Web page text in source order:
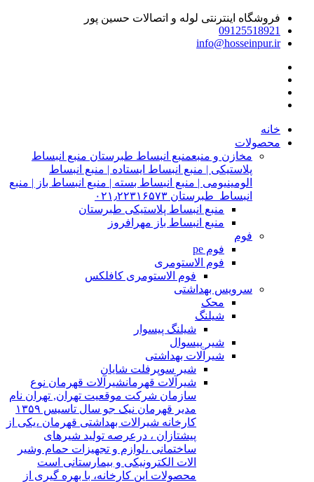
فروشگاه اینترنتی لوله و اتصالات حسین پور
09125518921
info@hosseinpur.ir
خانه
محصولات
مخازن و منبعمنبع انبساط طبرستان منبع انبساط
پلاستیکی | منبع انبساط ایستاده | منبع انبساط
الومینیومی | منبع انبساط بسته | منبع انبساط باز | منبع
انبساط طبرستان ۰۲۱٫۲۲۳۱۶۵۷۳
منبع انبساط پلاستیکی طبرستان
منبع انبساط باز مهرافروز
فوم
فوم pe
فوم الاستومری
فوم الاستومری کافلکس
سرویس بهداشتی
محک
شیلنگ
شیلنگ پیسوار
شیر پیسوال
شیرآلات بهداشتی
شیر سوپرفلت شایان
شیرآلات قهرمانشیرآلات قهرمان نوع
سازمان شرکت موقعیت تهران, تهران نام
مدیر قهرمان نیک جو سال تاسیس ۱۳۵۹
کارخانه شیرالات بهداشتی قهرمان ،یکی از
پیشتازان ، درعرصه تولید شیرهای
ساختمانی ،لوازم و تجهیزات حمام وشیر
الات الکترونیکی و بیمارستانی است
محصولات این کارخانه، با بهره گیری از